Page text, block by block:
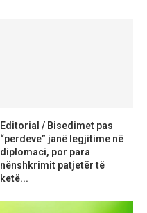
Editorial / Bisedimet pas
“perdeve” janë legjitime në
diplomaci, por para
nënshkrimit patjetër të
ketë...